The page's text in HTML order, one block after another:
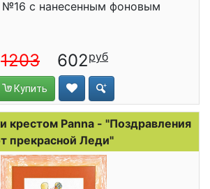
№16 с нанесенным фоновым
1203 602
Купить
крестом Panna - "Поздравления
прекрасной Леди"